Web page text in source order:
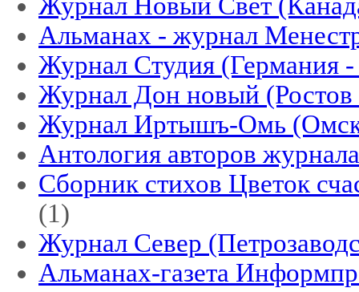
Журнал Новый Свет
Альманах - журнал
Журнал Студия (Германия -
Журнал Дон новый
Журнал Иртышъ-Омь
Антология авторов
Сборник стихов Цветок
(1)
Журнал Север
Альманах-газета